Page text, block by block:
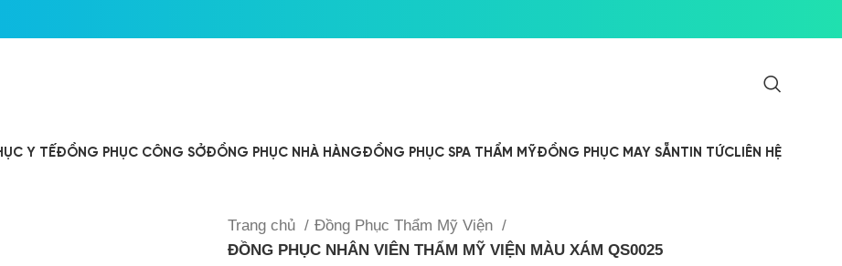
Y TẾĐỒNG PHỤC CÔNG SỞĐỒNG PHỤC NHÀ HÀNGĐỒNG PHỤC SPA THẨM MỸĐỒNG PHỤC MAY SẴNTIN TỨCLIÊN HỆ
Trang chủ
Đồng Phục Thẩm Mỹ Viện
ĐỒNG PHỤC NHÂN VIÊN THẨM MỸ VIỆN MÀU XÁM QS0025